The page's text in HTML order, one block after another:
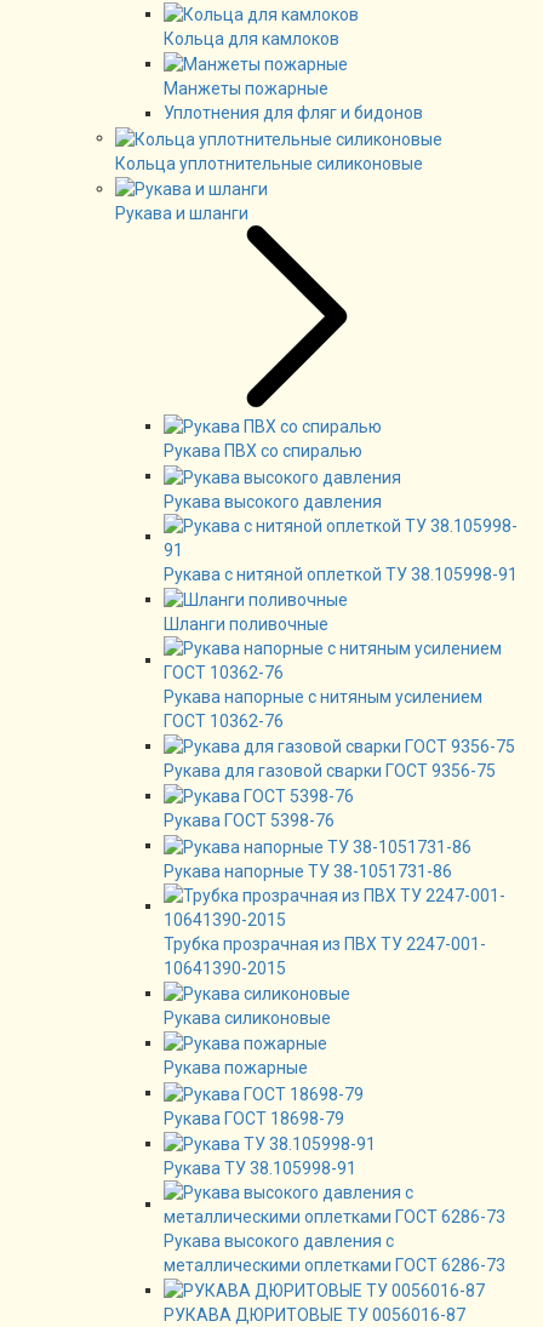
Кольца для камлоков
Манжеты пожарные
Уплотнения для фляг и бидонов
Кольца уплотнительные силиконовые
Рукава и шланги
Рукава ПВХ со спиралью
Рукава высокого давления
Рукава с нитяной оплеткой ТУ 38.105998-91
Шланги поливочные
Рукава напорные с нитяным усилением
ГОСТ 10362-76
Рукава для газовой сварки ГОСТ 9356-75
Рукава ГОСТ 5398-76
Рукава напорные ТУ 38-1051731-86
Трубка прозрачная из ПВХ ТУ 2247-001-
10641390-2015
Рукава силиконовые
Рукава пожарные
Рукава ГОСТ 18698-79
Рукава ТУ 38.105998-91
Рукава высокого давления с
металлическими оплетками ГОСТ 6286-73
РУКАВА ДЮРИТОВЫЕ ТУ 0056016-87